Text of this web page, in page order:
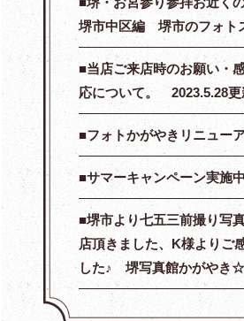
堺市中区編 堺市のフォト
当店ご来店時のお願い・
応について。 2023.5.28更
フォトかがやきリニューア
サマーキャンペーン実施中
堺市より七五三前撮り写
店頂きました、K様よりご
した♪ 堺写真館かがやき☆